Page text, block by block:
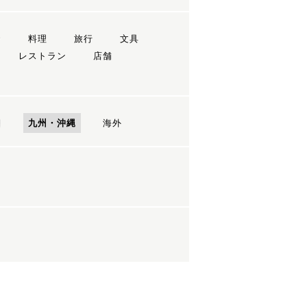
料理 旅行
文具
レストラン
店舗
九州・沖縄 海外